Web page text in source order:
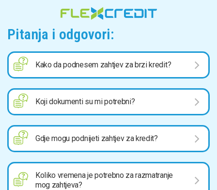
Pitanja i odgovori:
Kako da podnesem zahtjev za brzi kredit?
Koji dokumenti su mi potrebni?
Gdje mogu podnijeti zahtjev za kredit?
Koliko vremena je potrebno za razmatranje
mog zahtjeva?